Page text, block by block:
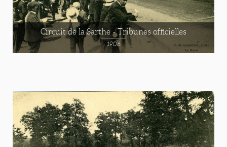
Circuit de la Sarthe - Tribunes officielles
1906